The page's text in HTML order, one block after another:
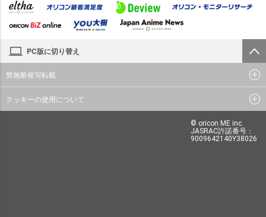
PC版に切り替え
禁無断複写転載
クッキーの使用について
© oricon ME inc.
JASRAC許諾番号：
9009642140Y38026